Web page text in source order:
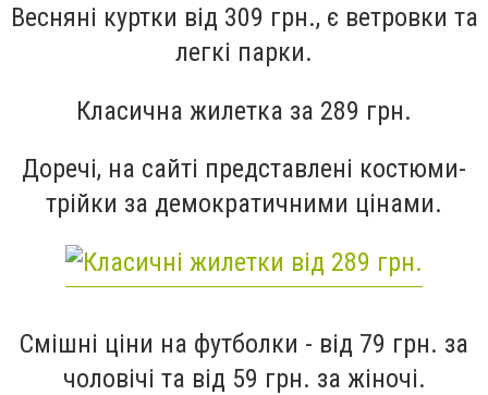
Весняні куртки від 309 грн., є ветровки та
легкі парки.
Класична жилетка за 289 грн.
Доречі, на сайті представлені костюми-
трійки за демократичними цінами.
Смішні ціни на футболки - від 79 грн. за
чоловічі та від 59 грн. за жіночі.